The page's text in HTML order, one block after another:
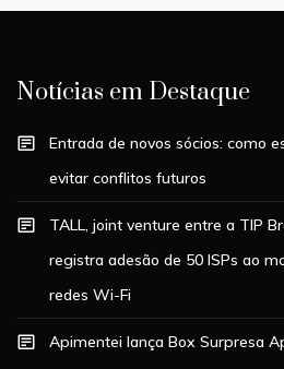
Notícias em Destaque
Entrada de novos sócios: como
evitar conflitos futuros
TALL, joint venture entre a TIP
registra adesão de 50 ISPs ao
redes Wi-Fi
Apimentei lança Box Surpresa